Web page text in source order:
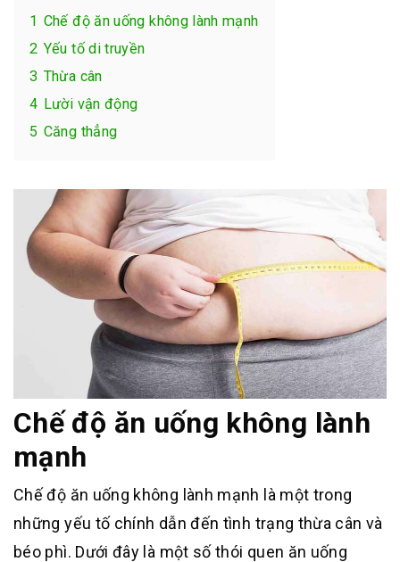
1 Chế độ ăn uống không lành mạnh
2 Yếu tố di truyền
3 Thừa cân
4 Lười vận động
5 Căng thẳng
Chế độ ăn uống không lành
mạnh
Chế độ ăn uống không lành mạnh là một trong
những yếu tố chính dẫn đến tình trạng thừa cân và
béo phì. Dưới đây là một số thói quen ăn uống